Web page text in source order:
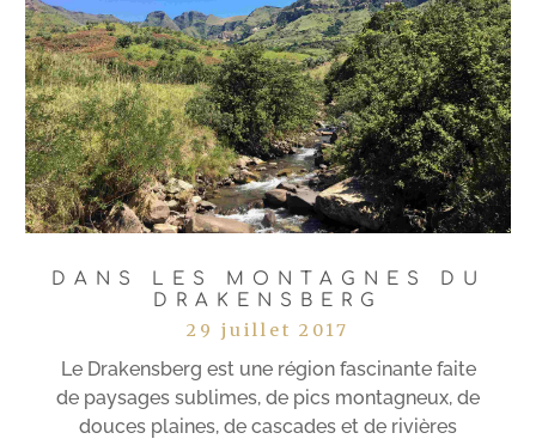
DANS LES MONTAGNES DU
DRAKENSBERG
29 juillet 2017
Le Drakensberg est une région fascinante faite
de paysages sublimes, de pics montagneux, de
douces plaines, de cascades et de rivières